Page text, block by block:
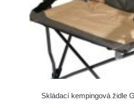
Skládací kempingová židle